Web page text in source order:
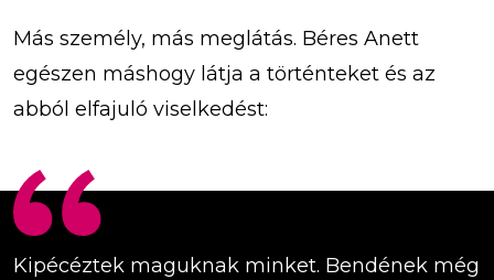
Más személy, más meglátás. Béres Anett
egészen máshogy látja a történteket és az
abból elfajuló viselkedést:
Kipécéztek maguknak minket. Bendének még